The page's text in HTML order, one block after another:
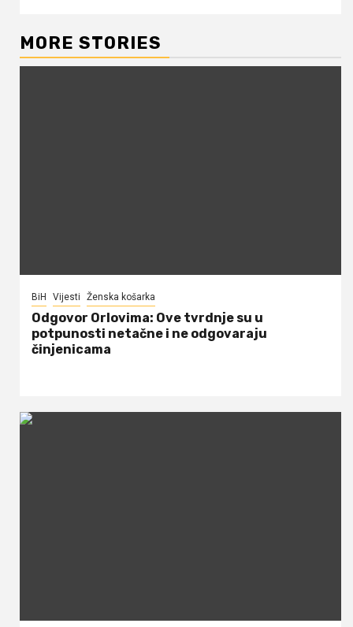
MORE STORIES
BiH Vijesti Ženska košarka
Odgovor Orlovima: ​Ove tvrdnje su u
potpunosti netačne i ne odgovaraju
činjenicama